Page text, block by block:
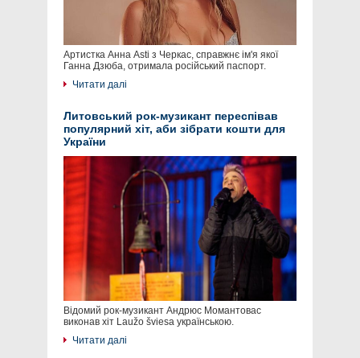
Артистка Анна Asti з Черкас, справжнє ім'я якої
Ганна Дзюба, отримала російський паспорт.
Читати далі
Литовський рок-музикант переспівав
популярний хіт, аби зібрати кошти для
України
Відомий рок-музикант Андрюс Момантовас
виконав хіт Laužo šviesa українською.
Читати далі